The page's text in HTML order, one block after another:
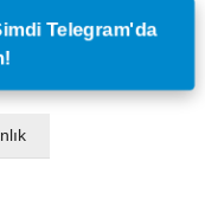
Telegram'da